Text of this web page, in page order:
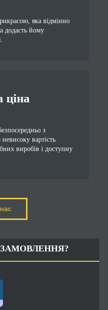
яка відмінно
додасть йому
з
вартість
виробів і доступну